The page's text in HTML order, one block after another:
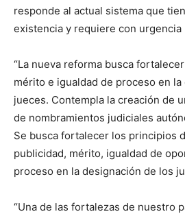
responde al actual sistema que
existencia y requiere con urgencia
“La nueva reforma busca
mérito e igualdad de proceso en
jueces. Contempla la creación de
de nombramientos judiciales
Se busca fortalecer los principios
publicidad, mérito, igualdad de
proceso en la designación de los
“Una de las fortalezas de nuestro